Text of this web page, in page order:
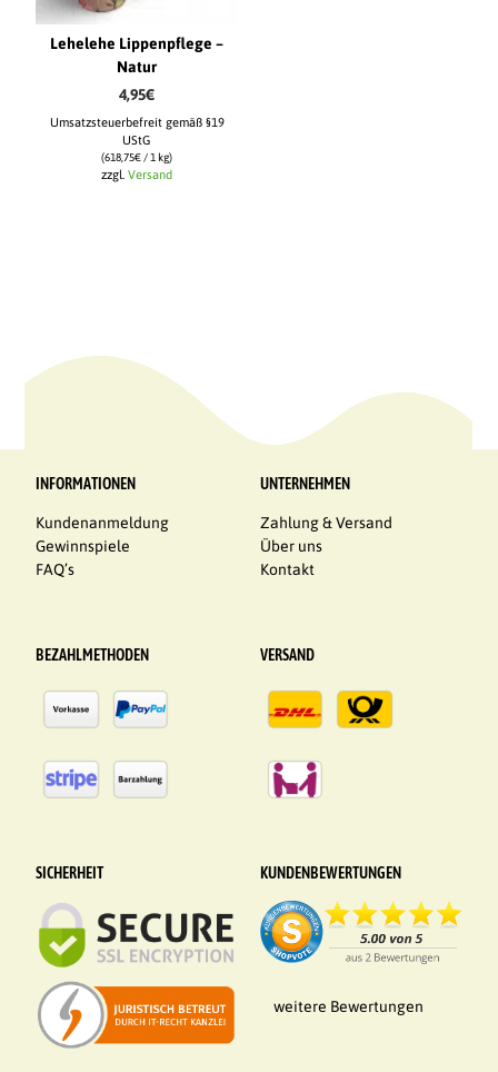
Lehelehe Lippenpflege –
Natur
4,95€
Umsatzsteuerbefreit gemäß §19
UStG
(618,75€ / 1 kg)
zzgl.Versand
INFORMATIONEN
Kundenanmeldung
Gewinnspiele
FAQ’s
UNTERNEHMEN
Zahlung & Versand
Über uns
Kontakt
BEZAHLMETHODEN VERSAND
SICHERHEIT KUNDENBEWERTUNGEN
weitere Bewertungen